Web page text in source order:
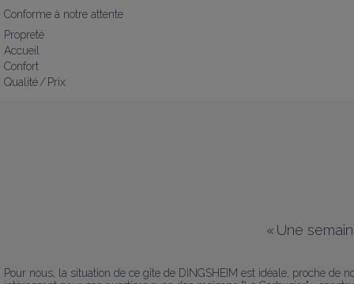
Conforme à notre attente
Propreté
Accueil
Confort
Qualité / Prix
« Une
Pour nous, la situation de ce gîte de DINGSHEIM est idéale, proche